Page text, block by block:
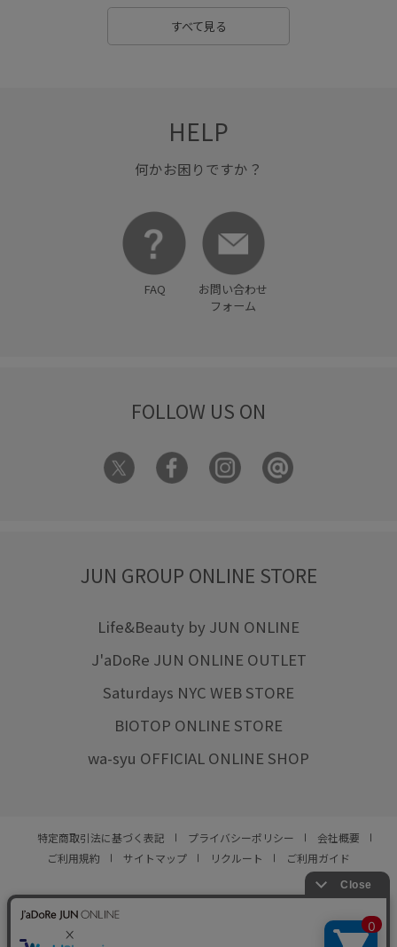
すべて見る
HELP
何かお困りですか？
FAQ
お問い合わせ
フォーム
FOLLOW US ON
JUN GROUP ONLINE STORE
Life&Beauty by JUN ONLINE
J'aDoRe JUN ONLINE OUTLET
Saturdays NYC WEB STORE
BIOTOP ONLINE STORE
wa-syu OFFICIAL ONLINE SHOP
特定商取引法に基づく表記 プライバシーポリシー
会社概要
ご利用規約
サイトマップ リクルート ご利用ガイド